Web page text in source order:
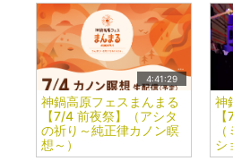
4:41:29
神鍋高原フェスまんまる
【7/4 前夜祭】（アシタ
の祈り～純正律カノン瞑
想～）
神
シ